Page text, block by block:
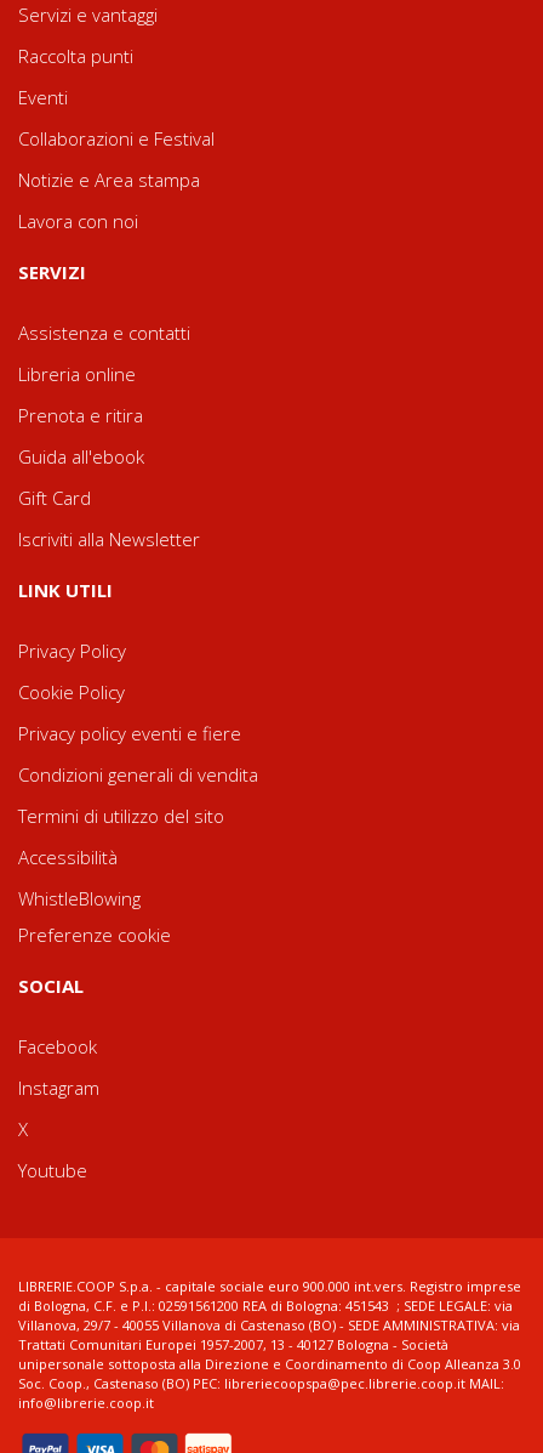
Servizi e vantaggi
Raccolta punti
Eventi
Collaborazioni e Festival
Notizie e Area stampa
Lavora con noi
SERVIZI
Assistenza e contatti
Libreria online
Prenota e ritira
Guida all'ebook
Gift Card
Iscriviti alla Newsletter
LINK UTILI
Privacy Policy
Cookie Policy
Privacy policy eventi e fiere
Condizioni generali di vendita
Termini di utilizzo del sito
Accessibilità
WhistleBlowing
Preferenze cookie
SOCIAL
Facebook
Instagram
X
Youtube
LIBRERIE.COOP S.p.a. - capitale sociale euro 900.000 int.vers. Registro imprese
di Bologna, C.F. e P.I.: 02591561200 REA di Bologna: 451543 ; SEDE LEGALE: via
Villanova, 29/7 - 40055 Villanova di Castenaso (BO) - SEDE AMMINISTRATIVA: via
Trattati Comunitari Europei 1957-2007, 13 - 40127 Bologna - Società
unipersonale sottoposta alla Direzione e Coordinamento di Coop Alleanza 3.0
Soc. Coop., Castenaso (BO) PEC: libreriecoopspa@pec.librerie.coop.it MAIL:
info@librerie.coop.it